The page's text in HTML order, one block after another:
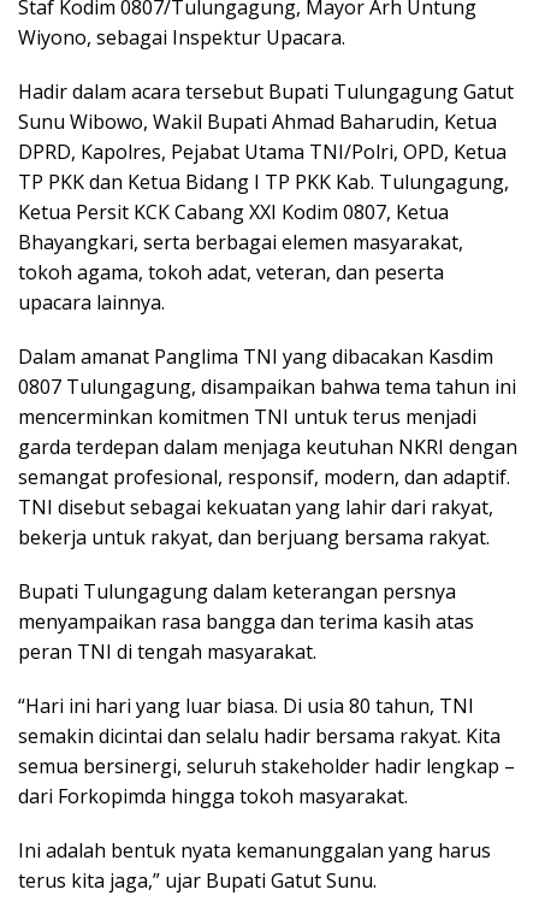
Staf Kodim 0807/Tulungagung, Mayor Arh Untung
Wiyono, sebagai Inspektur Upacara.
Hadir dalam acara tersebut Bupati Tulungagung Gatut
Sunu Wibowo, Wakil Bupati Ahmad Baharudin, Ketua
DPRD, Kapolres, Pejabat Utama TNI/Polri, OPD, Ketua
TP PKK dan Ketua Bidang I TP PKK Kab. Tulungagung,
Ketua Persit KCK Cabang XXI Kodim 0807, Ketua
Bhayangkari, serta berbagai elemen masyarakat,
tokoh agama, tokoh adat, veteran, dan peserta
upacara lainnya.
Dalam amanat Panglima TNI yang dibacakan Kasdim
0807 Tulungagung, disampaikan bahwa tema tahun ini
mencerminkan komitmen TNI untuk terus menjadi
garda terdepan dalam menjaga keutuhan NKRI dengan
semangat profesional, responsif, modern, dan adaptif.
TNI disebut sebagai kekuatan yang lahir dari rakyat,
bekerja untuk rakyat, dan berjuang bersama rakyat.
Bupati Tulungagung dalam keterangan persnya
menyampaikan rasa bangga dan terima kasih atas
peran TNI di tengah masyarakat.
“Hari ini hari yang luar biasa. Di usia 80 tahun, TNI
semakin dicintai dan selalu hadir bersama rakyat. Kita
semua bersinergi, seluruh stakeholder hadir lengkap –
dari Forkopimda hingga tokoh masyarakat.
Ini adalah bentuk nyata kemanunggalan yang harus
terus kita jaga,” ujar Bupati Gatut Sunu.